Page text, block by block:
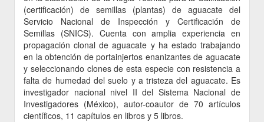
(certificación) de semillas (plantas) de aguacate del
Servicio Nacional de Inspección y Certificación de
Semillas (SNICS). Cuenta con amplia experiencia en
propagación clonal de aguacate y ha estado trabajando
en la obtención de portainjertos enanizantes de aguacate
y seleccionando clones de esta especie con resistencia a
falta de humedad del suelo y a tristeza del aguacate. Es
investigador nacional nivel II del Sistema Nacional de
Investigadores (México), autor-coautor de 70 artículos
científicos, 11 capítulos en libros y 5 libros.